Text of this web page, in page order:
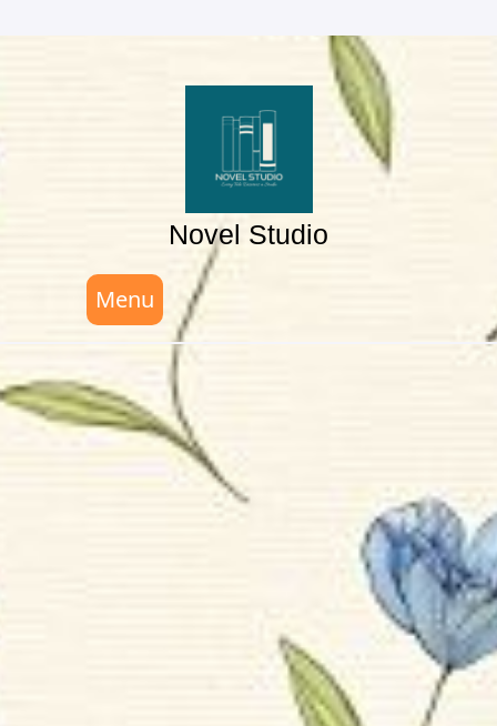
to
Novel Studio
Menu